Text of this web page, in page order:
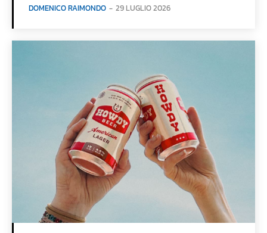
DOMENICO RAIMONDO - 29 LUGLIO 2026